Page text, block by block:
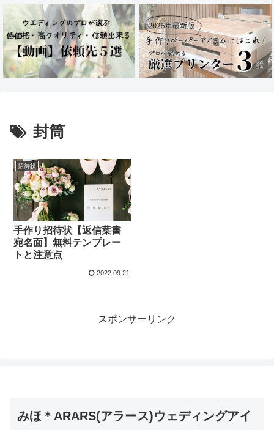
封筒
招待状
手作り招待状【返信葉書
宛名面】無料テンプレー
トと注意点
2022.09.21
スポンサーリンク
みほ＊ARARS(アラース)ウェディングアイ